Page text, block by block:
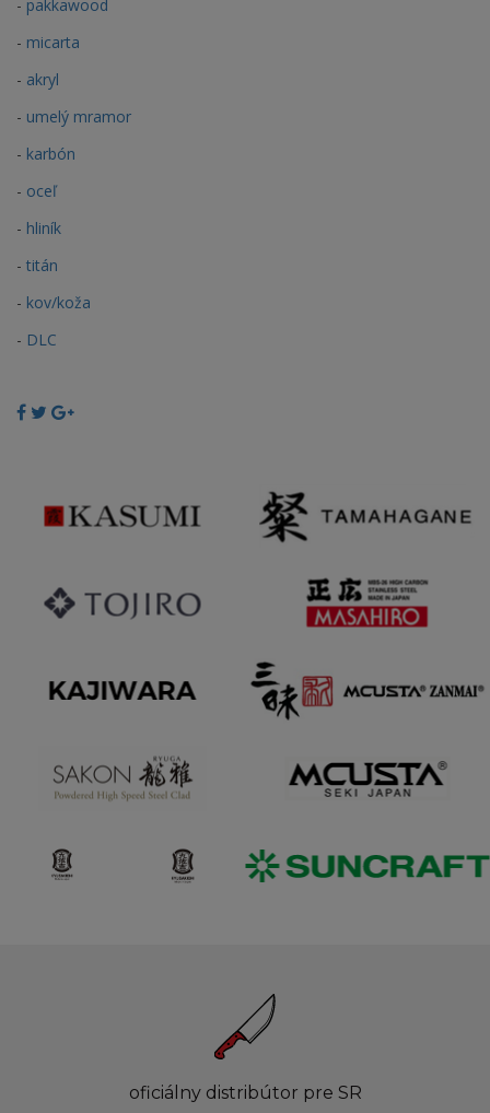
- pakkawood
- micarta
- akryl
- umelý mramor
- karbón
- oceľ
- hliník
- titán
- kov/koža
- DLC
oficiálny distribútor pre SR